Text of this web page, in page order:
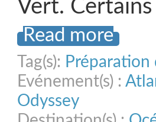
Vert.
Read more
Tag(s): Préparation
Evénement(s) :
Odyssey